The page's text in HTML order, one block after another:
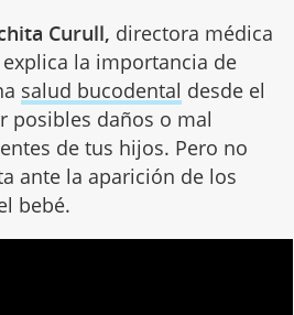
Curull, directora médica
la importancia de
salud bucodental desde el
posibles daños o mal
de tus hijos. Pero no
ante la aparición de los
bebé.